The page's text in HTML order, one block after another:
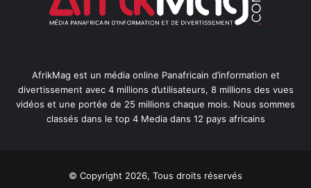
AfrikMag est un média online Panafricain d’information et
divertissement avec 4 millions d’utilisateurs, 8 millions des vues
vidéos et une portée de 25 millions chaque mois. Nous sommes
classés dans le top 4 Media dans 12 pays africains
© Copyright 2026, Tous droits réservés